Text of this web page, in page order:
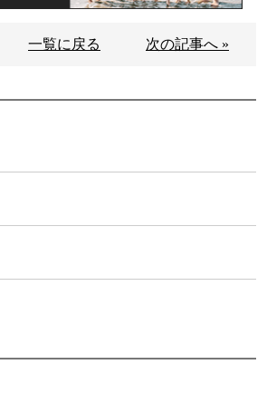
一覧に戻る 次の記事へ »